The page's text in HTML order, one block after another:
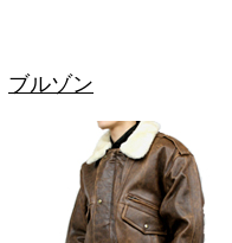
ブルゾン